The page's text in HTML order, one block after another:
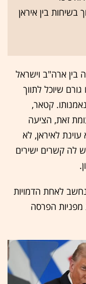
בשיחות בין איראן
ארה"ב וישראל
שיוכל לתווך
קטאר,
זאת, הציעה
לאיראן, לא
לה קשרים ישירים
לאחת הדמויות
הפרסה